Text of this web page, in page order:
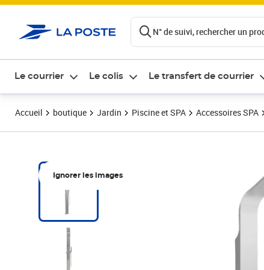
N° de suivi, rechercher un
Le courrier Le colis Le transfert de courrier
Accueil boutique Jardin Piscine et SPA Accessoires SPA
Ignorer les images